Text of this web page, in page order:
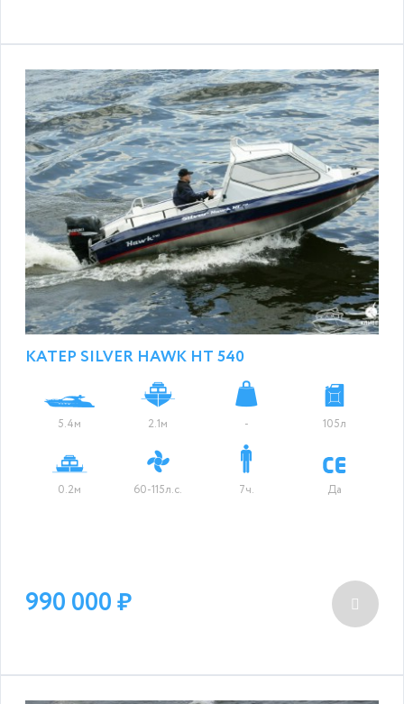
КАТЕР SILVER HAWK HT 540
5.4м 2.1м - 105л
0.2м 60-115л.с. 7ч. Да
990 000